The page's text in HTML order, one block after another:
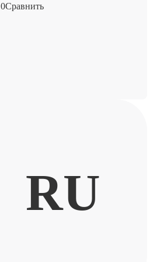
0Сравнить
RU